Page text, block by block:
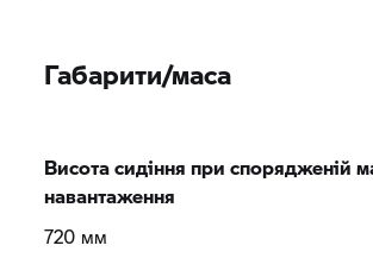
Габарити/маса
Висота сидіння при спорядженій
навантаження
720 мм